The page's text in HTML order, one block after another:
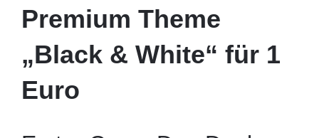
Premium Theme
„Black & White“ für 1
Euro